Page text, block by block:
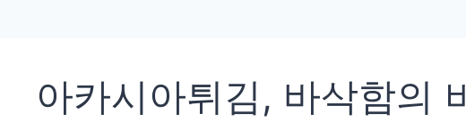
아카시아튀김, 바삭함의